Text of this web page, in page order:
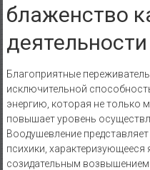
блаженство
деятельности
Благоприятные
исключительной
энергию, которая не только
повышает уровень
Воодушевление
психики,
созидательным